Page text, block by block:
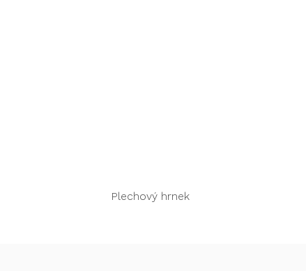
Rychlý náhled
Plechový hrnek